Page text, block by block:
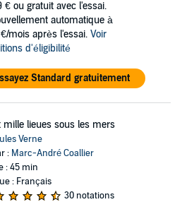
€ ou gratuit avec l'essai.
automatique à
mois après l'essai. Voir
d'éligibilité
Standard gratuitement
mille lieues sous les mers
Verne
: Marc-André Coallier
: 45 min
: Français
30 notations